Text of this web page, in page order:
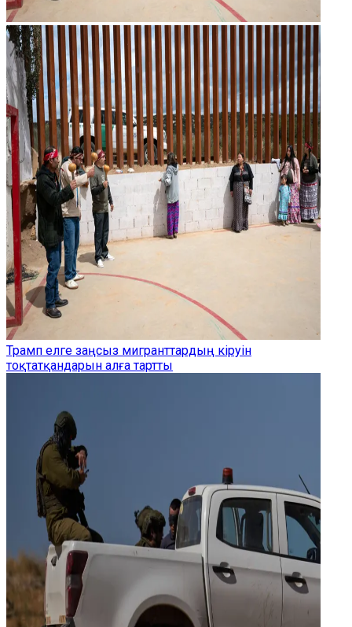
Трамп елге заңсыз мигранттардың кіруін
тоқтатқандарын алға тартты